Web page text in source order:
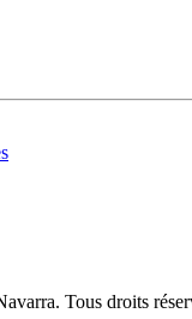
Tous droits